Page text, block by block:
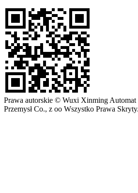
Prawa autorskie © Wuxi Xinming
Przemysł Co., z oo Wszystko Prawa Skryty.